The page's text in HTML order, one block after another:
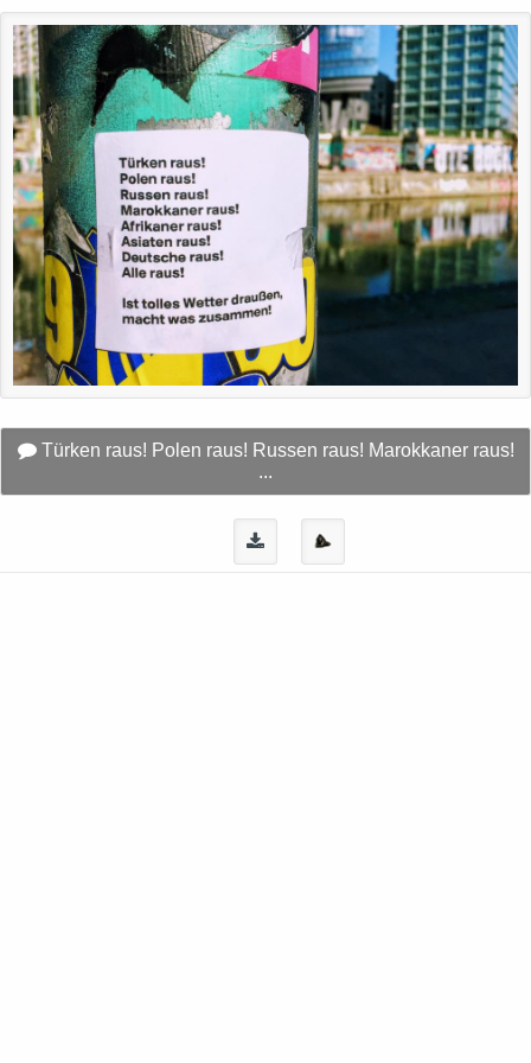
Türken raus! Polen raus! Russen raus! Marokkaner raus!
...